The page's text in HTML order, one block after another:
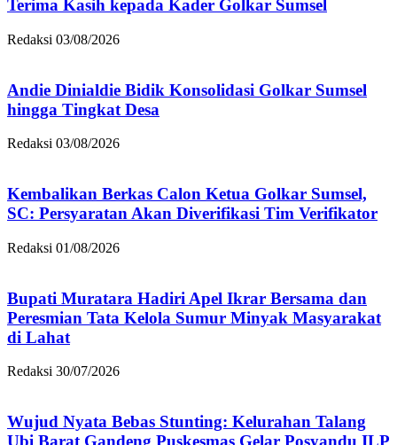
Terima Kasih kepada Kader Golkar Sumsel
Redaksi 03/08/2026
Andie Dinialdie Bidik Konsolidasi Golkar Sumsel
hingga Tingkat Desa
Redaksi 03/08/2026
Kembalikan Berkas Calon Ketua Golkar Sumsel,
SC: Persyaratan Akan Diverifikasi Tim Verifikator
Redaksi 01/08/2026
Bupati Muratara Hadiri Apel Ikrar Bersama dan
Peresmian Tata Kelola Sumur Minyak Masyarakat
di Lahat
Redaksi 30/07/2026
Wujud Nyata Bebas Stunting: Kelurahan Talang
Ubi Barat Gandeng Puskesmas Gelar Posyandu ILP